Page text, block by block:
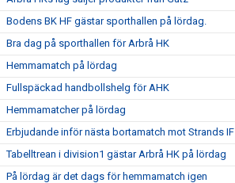
Bodens BK HF gästar sporthallen på lördag.
Bra dag på sporthallen för Arbrå HK
Hemmamatch på lördag
Fullspäckad handbollshelg för AHK
Hemmamatcher på lördag
Erbjudande inför nästa bortamatch mot Strands IF
Tabelltrean i division1 gästar Arbrå HK på lördag
På lördag är det dags för hemmamatch igen